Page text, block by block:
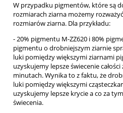
W przypadku pigmentów, które są
rozmiarach ziarna możemy
rozmiarów ziarna. Dla przykładu:
- 20% pigmentu M-ZZ620 i 80%
pigmentu o drobniejszym ziarnie
luki pomiędzy większymi ziarnami
uzyskujemy lepsze świecenie całości
minutach. Wynika to z faktu, że
luki pomiędzy większymi
uzyskujemy lepsze krycie a co za
świecenia.